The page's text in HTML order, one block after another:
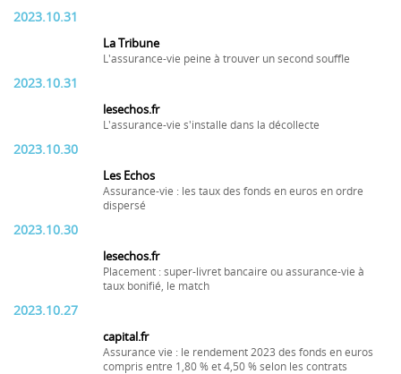
2023.10.31
La Tribune
L'assurance-vie peine à trouver un second souffle
2023.10.31
lesechos.fr
L'assurance-vie s'installe dans la décollecte
2023.10.30
Les Echos
Assurance-vie : les taux des fonds en euros en ordre
dispersé
2023.10.30
lesechos.fr
Placement : super-livret bancaire ou assurance-vie à
taux bonifié, le match
2023.10.27
capital.fr
Assurance vie : le rendement 2023 des fonds en euros
compris entre 1,80 % et 4,50 % selon les contrats